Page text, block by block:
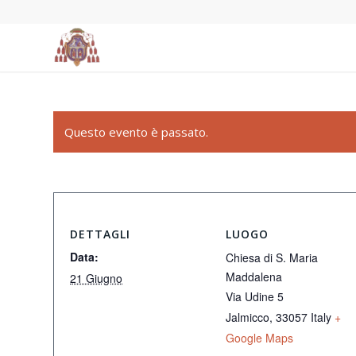
Questo evento è passato.
DETTAGLI
Data:
21 Giugno
LUOGO
Chiesa di S. Maria
Maddalena
Via Udine 5
Jalmicco, 33057 Italy +
Google Maps